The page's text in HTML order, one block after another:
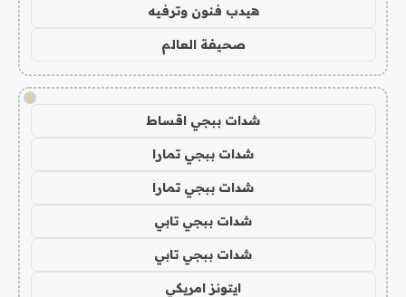
هيدب فنون وترفيه
صحيفة العالم
!
شدات ببجي اقساط
شدات ببجي تمارا
شدات ببجي تمارا
شدات ببجي تابي
شدات ببجي تابي
ايتونز امريكي